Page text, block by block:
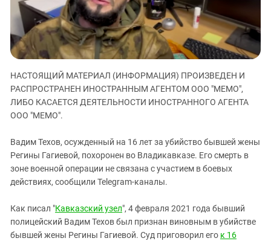
ЗАСТАВЛЯЕТ
КАВКАЗ ЗА ПАЛЕСТИНУ
ИНАКОМЫСЛИЕ В ЧЕЧНЕ
ПРЕСЛЕДОВАНИЕ АКТИВИСТОВ
Дагестан
Ингушетия
Кабардино-Балкария
Карачаево-Черкесия
Краснодарский край
Российская Федерация
Ростовская область
Северная Осетия - Алания
Ставропольский край
Чечня
НАСТОЯЩИЙ МАТЕРИАЛ (ИНФОРМАЦИЯ) ПРОИЗВЕДЕН И
РАСПРОСТРАНЕН ИНОСТРАННЫМ АГЕНТОМ ООО "МЕМО",
ЛИБО КАСАЕТСЯ ДЕЯТЕЛЬНОСТИ ИНОСТРАННОГО АГЕНТА
ООО "МЕМО".
Вадим Техов, осужденный на 16 лет за убийство бывшей жены
Регины Гагиевой, похоронен во Владикавказе. Его смерть в
зоне военной операции не связана с участием в боевых
действиях, сообщили Telegram-каналы.
Как писал "Кавказский узел", 4 февраля 2021 года бывший
полицейский Вадим Техов был признан виновным в убийстве
бывшей жены Регины Гагиевой. Суд приговорил его к 16